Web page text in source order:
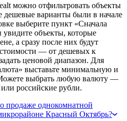
можно отфильтровать объекты
дешевые варианты были в начале
выберите пункт «Сначала
объекты, которые
а сразу после них будут
— от дешевых к
ценовой диапазон. Для
выставьте минимальную и
выбрать любую валюту —
российские рубли.
продаже однокомнатной
Красный Октябрь?